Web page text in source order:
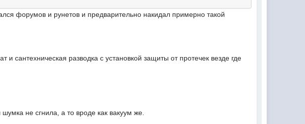
форумов и рунетов и предварительно накидал примерно такой
и сантехническая разводка с установкой защиты от протечек везде где
не сгнила, а то вроде как вакуум же.